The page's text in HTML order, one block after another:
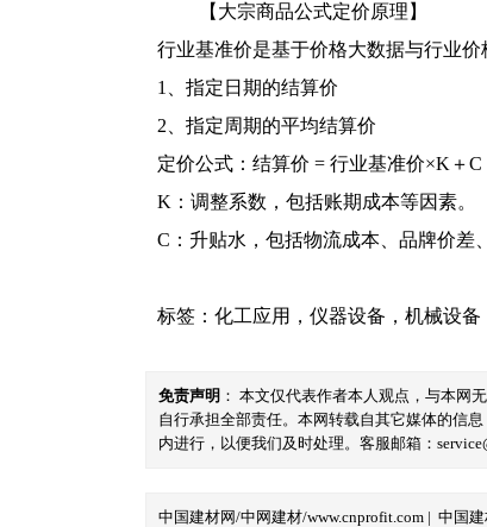
【大宗商品公式定价原理】
行业基准价是基于价格大数据与行业
1、指定日期的结算价
2、指定周期的平均结算价
定价公式：结算价 = 行业基准价×K＋C
K：调整系数，包括账期成本等因素。
C：升贴水，包括物流成本、品牌价差
标签： 化工应用 ， 仪器设备 ， 机械设备
免责声明 ： 本文仅代表作者本人观点，与本网
自行承担全部责任。本网转载自其它媒体的信
内进行，以便我们及时处理。客服邮箱：
中国建材网/中网建材/www.cnprofit.com | 中国